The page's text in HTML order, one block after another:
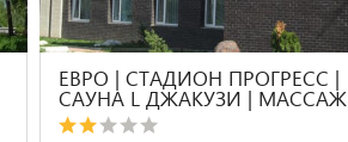
ЕВРО | СТАДИОН ПРОГРЕСС |
CАУНА L ДЖАКУЗИ | МАССАЖ